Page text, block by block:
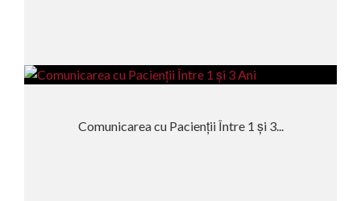
Comunicarea cu Pacienții Între 1 și 3...